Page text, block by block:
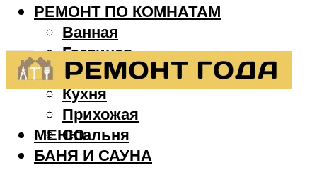
РЕМОНТ ПО КОМНАТАМ
Ванная
Гостиная
Детская
Кухня
Прихожая
Спальня
БАНЯ И САУНА
МЕНЮ